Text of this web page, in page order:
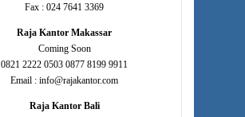
Fax : 024 7641 3369
Raja Kantor Makassar
Coming Soon
0821 2222 0503 0877 8199 9911
Email : info@rajakantor.com
Raja Kantor Bali